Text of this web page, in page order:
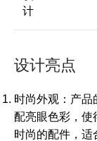
计
设计亮点
时尚外观：产品
配亮眼色彩，使
时尚的配件，适